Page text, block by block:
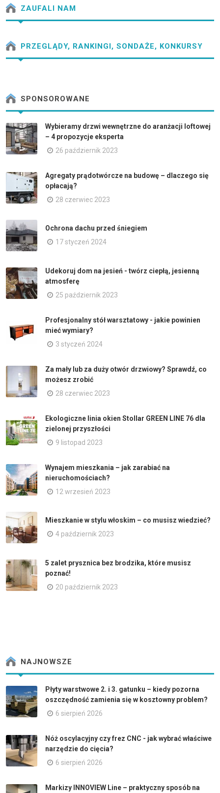
ZAUFALI NAM
PRZEGLĄDY, RANKINGI, SONDAŻE, KONKURSY
SPONSOROWANE
Wybieramy drzwi wewnętrzne do aranżacji loftowej
– 4 propozycje eksperta
26 październik 2023
Agregaty prądotwórcze na budowę – dlaczego się
opłacają?
28 czerwiec 2023
Ochrona dachu przed śniegiem
17 styczeń 2024
Udekoruj dom na jesień - twórz ciepłą, jesienną
atmosferę
25 październik 2023
Profesjonalny stół warsztatowy - jakie powinien
mieć wymiary?
3 styczeń 2024
Za mały lub za duży otwór drzwiowy? Sprawdź, co
możesz zrobić
28 czerwiec 2023
Ekologiczne linia okien Stollar GREEN LINE 76 dla
zielonej przyszłości
9 listopad 2023
Wynajem mieszkania – jak zarabiać na
nieruchomościach?
12 wrzesień 2023
Mieszkanie w stylu włoskim – co musisz wiedzieć?
4 październik 2023
5 zalet prysznica bez brodzika, które musisz
poznać!
20 październik 2023
NAJNOWSZE
Płyty warstwowe 2. i 3. gatunku – kiedy pozorna
oszczędność zamienia się w kosztowny problem?
6 sierpień 2026
Nóż oscylacyjny czy frez CNC - jak wybrać właściwe
narzędzie do cięcia?
6 sierpień 2026
Markizy INNOVIEW Line – praktyczny sposób na